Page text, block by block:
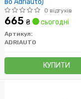
во Adriauto)
0 відгуків
665 ₴ сьогодні
Артикул:
ADRIAUTO
КУПИТИ